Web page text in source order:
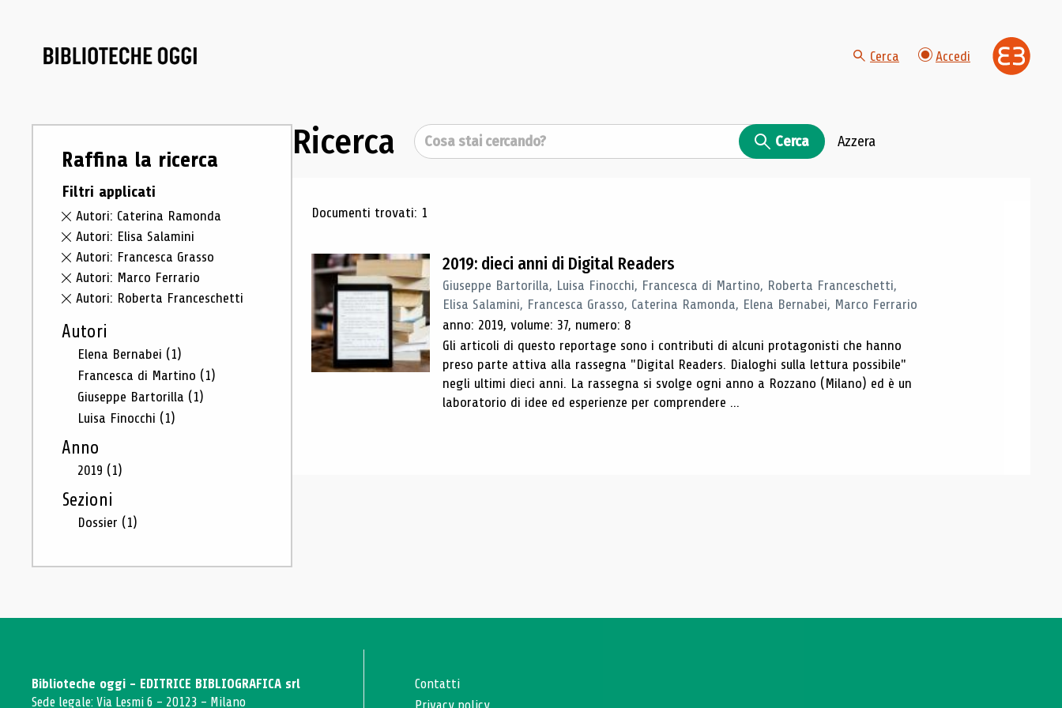
Cerca Accedi
Raffina la ricerca
Filtri applicati
Autori: Caterina Ramonda
Autori: Elisa Salamini
Autori: Francesca Grasso
Autori: Marco Ferrario
Autori: Roberta Franceschetti
Autori
Elena Bernabei (1)
Francesca di Martino (1)
Giuseppe Bartorilla (1)
Luisa Finocchi (1)
Anno
2019 (1)
Sezioni
Dossier (1)
Ricerca Cerca Cerca Azzera
Risultati di ricerca
Documenti trovati: 1
2019: dieci anni di Digital Readers
Giuseppe Bartorilla, Luisa Finocchi, Francesca di Martino, Roberta Franceschetti,
Elisa Salamini, Francesca Grasso, Caterina Ramonda, Elena Bernabei, Marco Ferrario
anno: 2019, volume: 37, numero: 8
Gli articoli di questo reportage sono i contributi di alcuni protagonisti che hanno
preso parte attiva alla rassegna "Digital Readers. Dialoghi sulla lettura possibile"
negli ultimi dieci anni. La rassegna si svolge ogni anno a Rozzano (Milano) ed è un
laboratorio di idee ed esperienze per comprendere ...
Biblioteche oggi - EDITRICE BIBLIOGRAFICA srl
Sede legale: Via Lesmi 6 - 20123 - Milano
Contatti